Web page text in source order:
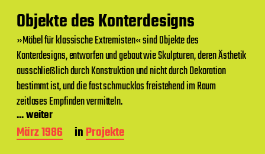
t
r
g
s
d
a
t
u
m
Objekte des Konterdesigns
»Möbel für klassische Extremisten« sind Objekte des
Konterdesigns, entworfen und gebaut wie Skulpturen, deren Ästhetik
ausschließlich durch Konstruktion und nicht durch Dekoration
bestimmt ist, und die fast schmucklos freistehend im Raum
zeitloses Empfinden vermitteln.
... weiter
B
e
März 1986 inProjekte